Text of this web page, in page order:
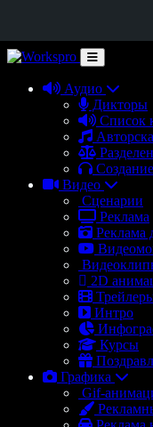
Аудио
Дикторы
Список
Видео
Сценарии
Реклама
Реклама
2D
Интро
Курсы
Графика
Gif-